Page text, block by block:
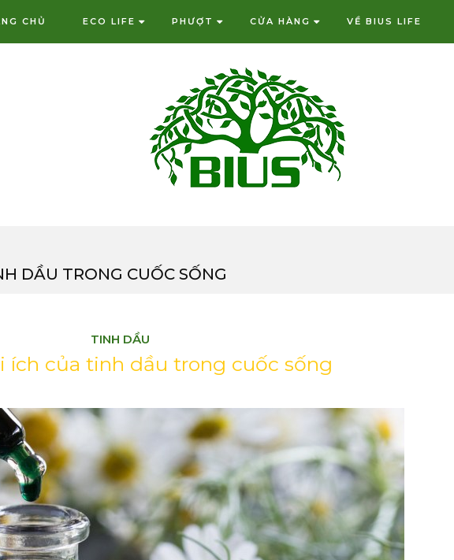
CHỦ ECO LIFE PHƯỢT CỬA HÀNG VỀ BIUS LIFE
DẦU TRONG CUỐC SỐNG
TINH DẦU
ích của tinh dầu trong cuốc sống